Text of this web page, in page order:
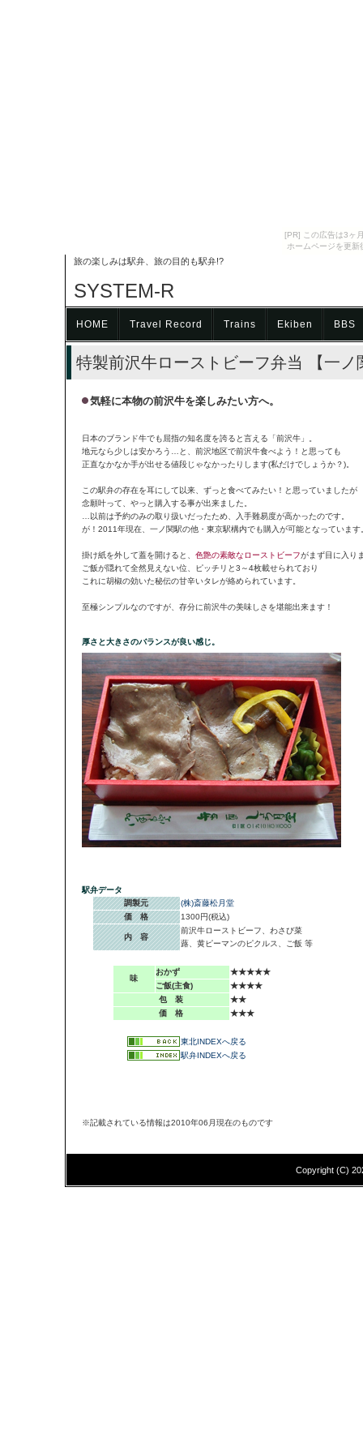
[PR] この広告は3ヶ
ホームページを更
旅の楽しみは駅弁、旅の目的も駅弁!?
SYSTEM-R
HOME Travel Record Trains Ekiben BBS
特製前沢牛ローストビーフ弁当 【一ノ
気軽に本物の前沢牛を楽しみたい方へ。
日本のブランド牛でも屈指の知名度を誇ると言える「前沢牛」。
地元なら少しは安かろう…と、前沢地区で前沢牛食べよう！と思っても
正直なかなか手が出せる値段じゃなかったりします(私だけでしょうか？)。
この駅弁の存在を耳にして以来、ずっと食べてみたい！と思っていましたが
念願叶って、やっと購入する事が出来ました。
…以前は予約のみの取り扱いだったため、入手難易度が高かったのです。
が！2011年現在、一ノ関駅の他・東京駅構内でも購入が可能となっています
掛け紙を外して蓋を開けると、 色艶の素敵なローストビーフがまず目に入り
ご飯が隠れて全然見えない位、ピッチリと3～4枚載せられており
これに胡椒の効いた秘伝の甘辛いタレが絡められています。
至極シンプルなのですが、存分に前沢牛の美味しさを堪能出来ます！
厚さと大きさのバランスが良い感じ。
駅弁データ
調製元
(株)斎藤松月堂
価 格
1300円(税込)
内 容
前沢牛ローストビーフ、わさび菜
蕗、黄ピーマンのピクルス、ご飯 等
味
おかず
★★★★★
ご飯(主食)
★★★★
包 装
★★
価 格
★★★
東北INDEXへ戻る
駅弁INDEXへ戻る
※記載されている情報は2010年06月現在のものです
Copyright (C)